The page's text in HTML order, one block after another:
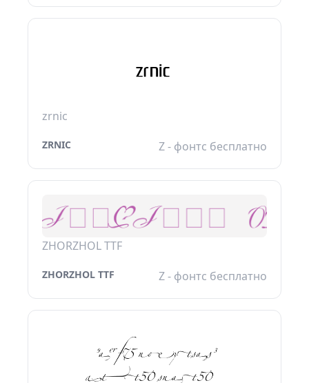
zrnic
ZRNIC Z - фонтс бесплатно
ZHORZHOL TTF
ZHORZHOL TTF Z - фонтс бесплатно